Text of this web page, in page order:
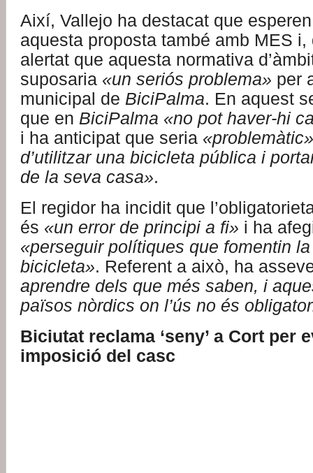
Així, Vallejo ha destacat que
aquesta proposta també amb MES i,
alertat que aquesta normativa
suposaria «un seriós problema» per
municipal de BiciPalma. En aquest
que en BiciPalma «no pot haver-hi
i ha anticipat que seria «problemàtic»
d’utilitzar una bicicleta pública i
de la seva casa».
El regidor ha incidit que
és «un error de principi a fi» i ha
«perseguir polítiques que fomentin
bicicleta». Referent a això, ha
aprendre dels que més saben, i
països nòrdics on l’ús no és
Biciutat reclama ‘seny’ a Cort per
imposició del casc